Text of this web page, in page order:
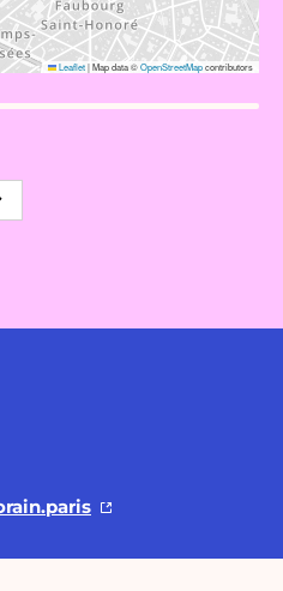
Leaflet|Map data ©OpenStreetMapcontributors